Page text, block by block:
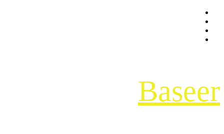
Baseer